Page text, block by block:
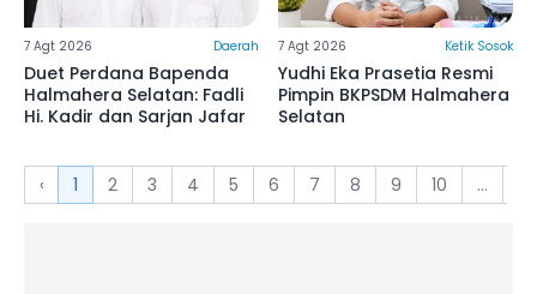
7 Agt 2026 Daerah
Duet Perdana Bapenda
Halmahera Selatan: Fadli
Hi. Kadir dan Sarjan Jafar
7 Agt 2026 Ketik Sosok
Yudhi Eka Prasetia Resmi
Pimpin BKPSDM Halmahera
Selatan
‹ 1 2 3 4 5 6 7 8 9 10 ...